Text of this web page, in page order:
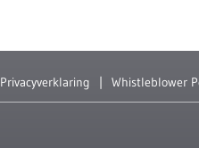
Privacyverklaring Whistleblower